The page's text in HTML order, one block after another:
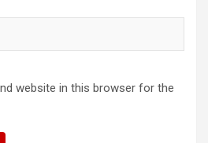
website in this browser for the